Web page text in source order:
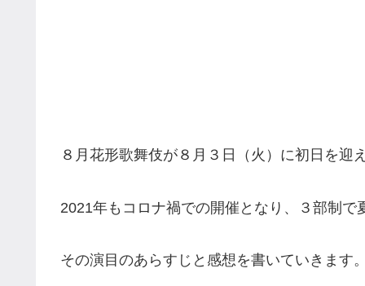
８月花形歌舞伎が８月３日（火）に初日を迎
2021年もコロナ禍での開催となり、３部制で
その演目のあらすじと感想を書いていきます